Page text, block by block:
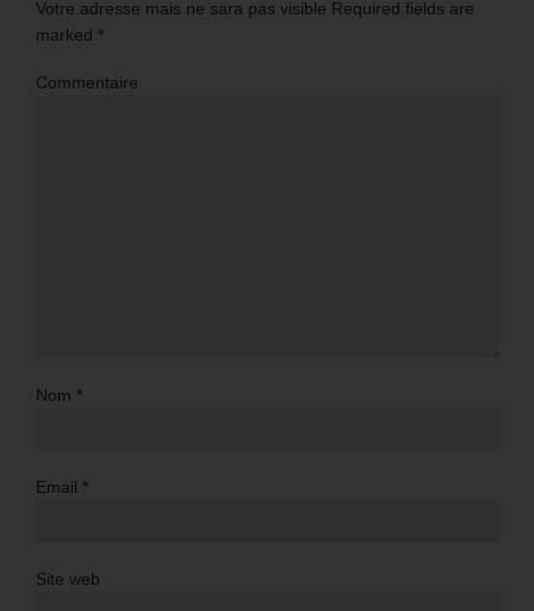
Votre adresse mais ne sara pas visible Required fields are
marked *
Commentaire
Nom *
Email *
Site web